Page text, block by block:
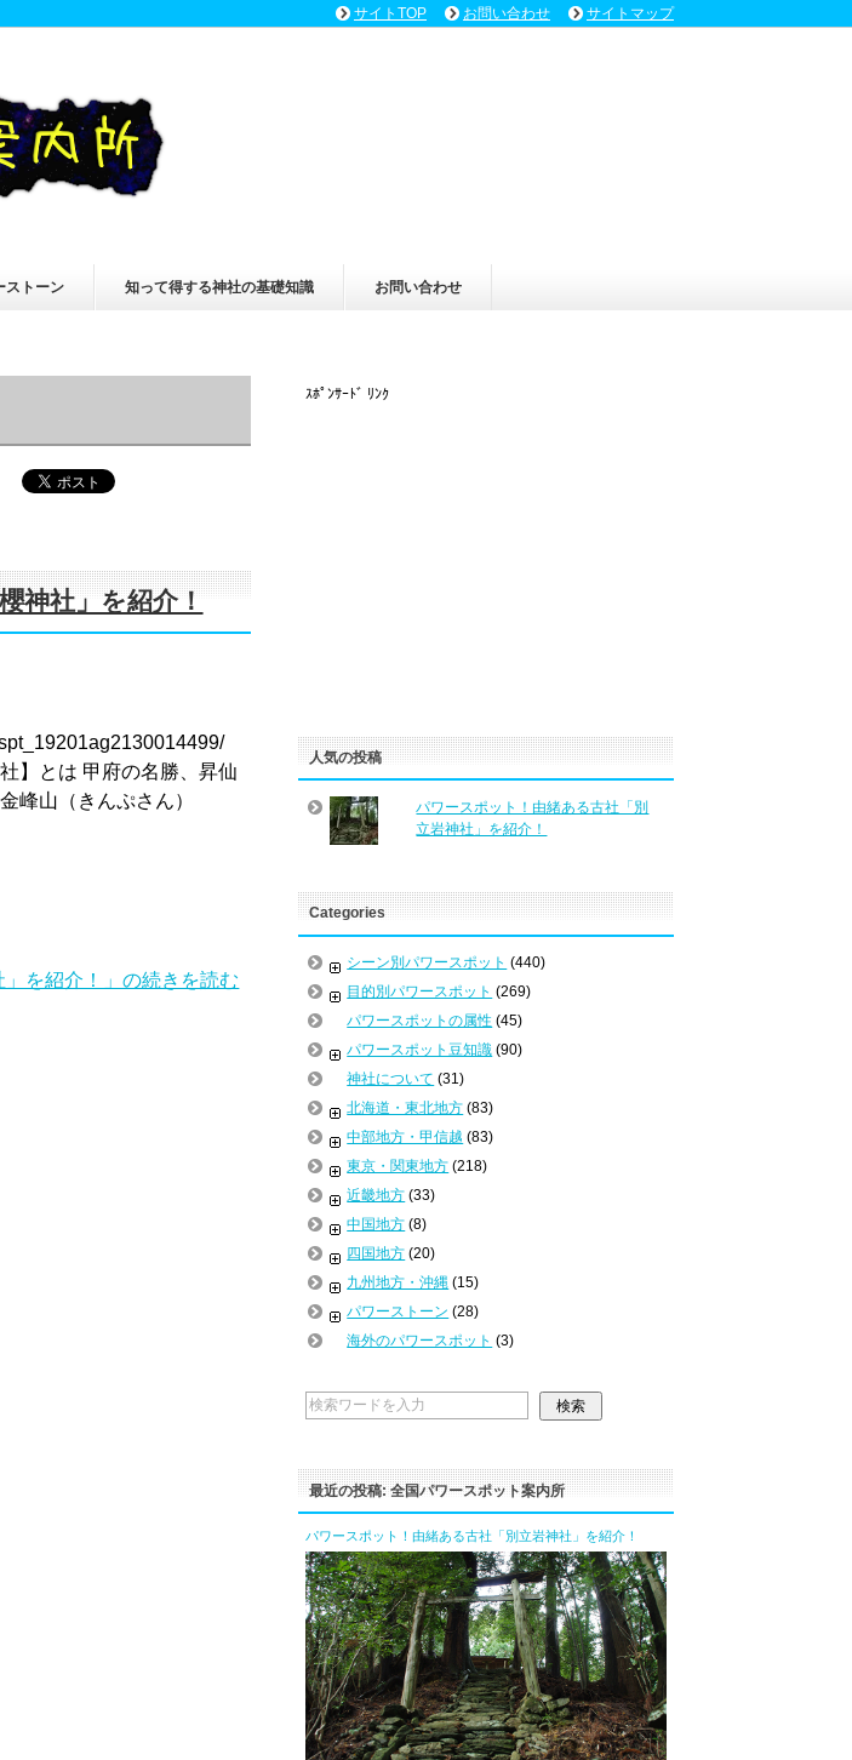
ストーン 知って得する神社の基礎知識 お問い合わせ
神社」を紹介！
】とは 甲府の名勝、昇仙
峰山（きんぷさん）
」を紹介！」の続きを読む
ｽﾎﾟﾝｻｰﾄﾞ ﾘﾝｸ
人気の投稿
パワースポット！由緒ある古社「別
立岩神社」を紹介！
Categories
シーン別パワースポット (440)
目的別パワースポット (269)
パワースポットの属性 (45)
パワースポット豆知識 (90)
神社について (31)
北海道・東北地方 (83)
中部地方・甲信越 (83)
東京・関東地方 (218)
近畿地方 (33)
中国地方 (8)
四国地方 (20)
九州地方・沖縄 (15)
パワーストーン (28)
海外のパワースポット (3)
最近の投稿: 全国パワースポット案内所
パワースポット！由緒ある古社「別立岩神社」を紹介！
サイトTOP お問い合わせ サイトマップ